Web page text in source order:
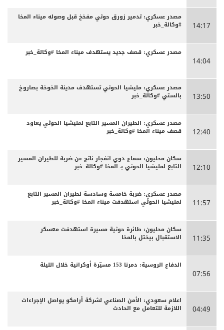
14:17
مصدر عسكري: تدمير زورق حوثي مفخخ قبل وصوله ميناء المخا
#وكالة_خبر
14:04
مصدر عسكري: قصف جديد يستهدف ميناء المخا #وكالة_خبر
13:50
مصدر عسكري: مليشيا الحوثي تستهدف مدينة الخوخة بصاروخ
بالستي #وكالة_خبر
12:40
مصدر عسكري: الطيران المسير التابع لمليشيا الحوثي يعاود
قصف ميناء المخا #وكالة_خبر
12:10
سكان محليون: سماع دوي انفجار ناتج عن ضربة للطيران المسير
التابع لمليشيا الحوثي بـ المخا #وكالة_خبر
11:57
مصدر عسكري: ضربة خامسة وسادسة لطيران المسير التابع
لمليشيا الحوثي استهدفت ميناء المخا #وكالة_خبر
11:35
سكان محليون: طائرة حوثية مسيرة استهدفت معسكر
الاستقبال بيختل بالمخا
07:56
الدفاع الروسية: دمرنا 153 مسيّرة أوكرانية خلال الليلة
04:49
اعلام سعودي: الأمن الصناعي لشركة أرامكو يواصل الإجراءات
اللازمة للتعامل مع الحادث